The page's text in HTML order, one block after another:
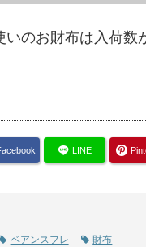
いのお財布は入荷数
LINE
ベアンスフレ 財布